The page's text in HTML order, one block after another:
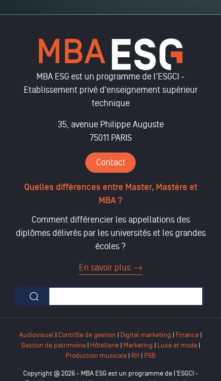
MBA ESG est un programme de l'ESGCI -
Etablissement privé d'enseignement supérieur
technique
35, avenue Philippe Auguste
75011 PARIS
Contact
Quelles différences entre Master, Mastère et
MBA ?
Comment différencier les appellations des
diplômes délivrés par les universités et les grandes
écoles ?
En savoir plus
Formulaire de recherche
Audiovisuel | Contrôle de gestion | Digital marketing | Finance |
Gestion de patrimoine| Hôtellerie| Marketing | Luxe et mode|
Production musicale | RH | PSB
Copyright @ 2026 - MBA ESG est un programme de l'ESGCI -